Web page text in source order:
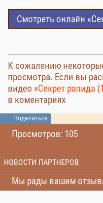
Смотреть онлайн
К сожалению
просмотра. Если вы
видео «Секрет рапида
в коментариях
Поделиться
Просмотров: 105
НОВОСТИ ПАРТНЕРОВ
Мы рады вашим